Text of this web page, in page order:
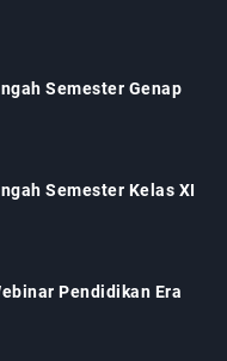
Semester Genap
Semester Kelas XI
Pendidikan Era